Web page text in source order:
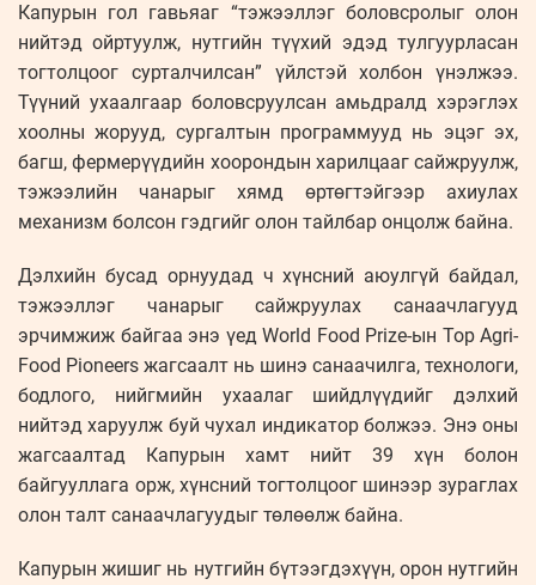
Капурын гол гавьяаг “тэжээллэг боловсролыг олон
нийтэд ойртуулж, нутгийн түүхий эдэд тулгуурласан
тогтолцоог сурталчилсан” үйлстэй холбон үнэлжээ.
Түүний ухаалгаар боловсруулсан амьдралд хэрэглэх
хоолны жорууд, сургалтын программууд нь эцэг эх,
багш, фермерүүдийн хоорондын харилцааг сайжруулж,
тэжээлийн чанарыг хямд өртөгтэйгээр ахиулах
механизм болсон гэдгийг олон тайлбар онцолж байна.
Дэлхийн бусад орнуудад ч хүнсний аюулгүй байдал,
тэжээллэг чанарыг сайжруулах санаачлагууд
эрчимжиж байгаа энэ үед World Food Prize-ын Top Agri-
Food Pioneers жагсаалт нь шинэ санаачилга, технологи,
бодлого, нийгмийн ухаалаг шийдлүүдийг дэлхий
нийтэд харуулж буй чухал индикатор болжээ. Энэ оны
жагсаалтад Капурын хамт нийт 39 хүн болон
байгууллага орж, хүнсний тогтолцоог шинээр зураглах
олон талт санаачлагуудыг төлөөлж байна.
Капурын жишиг нь нутгийн бүтээгдэхүүн, орон нутгийн